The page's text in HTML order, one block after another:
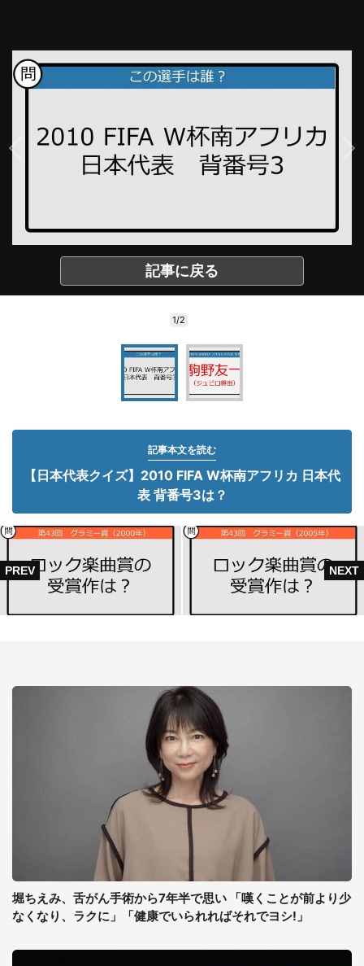
記事に戻る
1/2
記事本文を読む
【日本代表クイズ】2010 FIFA W杯南アフリカ 日本代
表 背番号3は？
堀ちえみ、舌がん手術から7年半で思い 「嘆くことが前より少
なくなり、ラクに」「健康でいられればそれでヨシ!」